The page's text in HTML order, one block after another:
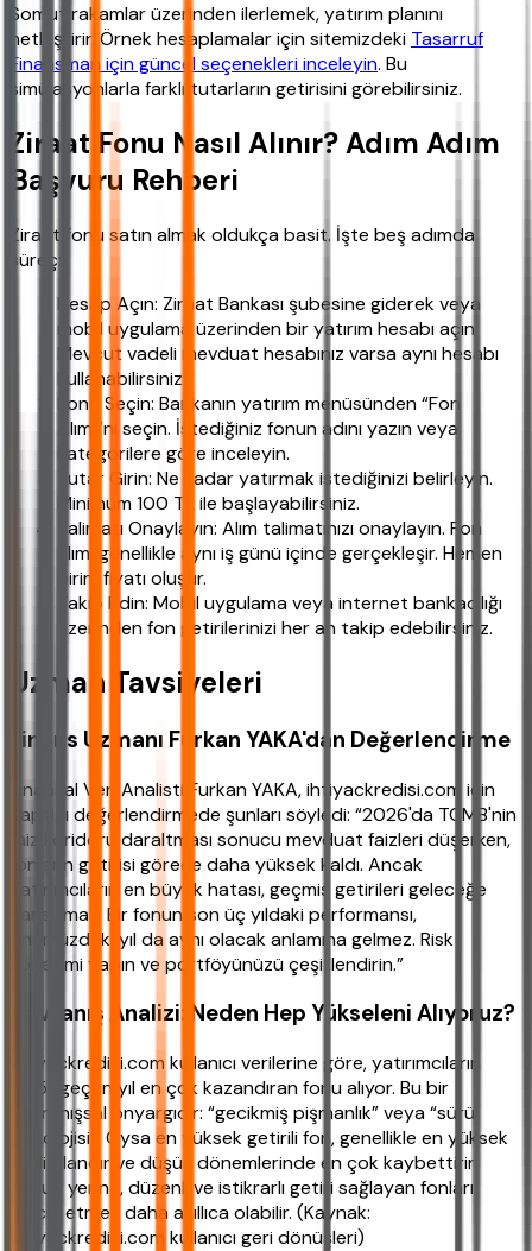
Somut rakamlar üzerinden ilerlemek, yatırım planını
netleştirir. Örnek hesaplamalar için sitemizdeki Tasarruf
Finansman için güncel seçenekleri inceleyin. Bu
simülasyonlarla farklı tutarların getirisini görebilirsiniz.
Ziraat Fonu Nasıl Alınır? Adım Adım
Başvuru Rehberi
Ziraat fonu satın almak oldukça basit. İşte beş adımda
süreç:
Hesap Açın: Ziraat Bankası şubesine giderek veya
mobil uygulama üzerinden bir yatırım hesabı açın.
Mevcut vadeli mevduat hesabınız varsa aynı hesabı
kullanabilirsiniz.
Fonu Seçin: Bankanın yatırım menüsünden “Fon
Alımı”nı seçin. İstediğiniz fonun adını yazın veya
kategorilere göre inceleyin.
Tutar Girin: Ne kadar yatırmak istediğinizi belirleyin.
Minimum 100 TL ile başlayabilirsiniz.
Talimatı Onaylayın: Alım talimatınızı onaylayın. Fon
alımı genellikle aynı iş günü içinde gerçekleşir. Hemen
birim fiyatı oluşur.
Takip Edin: Mobil uygulama veya internet bankacılığı
üzerinden fon getirilerinizi her an takip edebilirsiniz.
Uzman Tavsiyeleri
Finans Uzmanı Furkan YAKA'dan Değerlendirme
Finansal Veri Analisti Furkan YAKA, ihtiyackredisi.com için
yaptığı değerlendirmede şunları söyledi: “2026'da TCMB'nin
faiz koridoru daraltması sonucu mevduat faizleri düşerken,
fonların getirisi görece daha yüksek kaldı. Ancak
yatırımcıların en büyük hatası, geçmiş getirileri geleceğe
yansıtmak. Bir fonun son üç yıldaki performansı,
önümüzdeki yıl da aynı olacak anlamına gelmez. Risk
yönetimi yapın ve portföyünüzü çeşitlendirin.”
Davranış Analizi: Neden Hep Yükseleni Alıyoruz?
ihtiyackredisi.com kullanıcı verilerine göre, yatırımcıların
%85'i geçen yıl en çok kazandıran fonu alıyor. Bu bir
davranışsal önyargıdır: “gecikmiş pişmanlık” veya “sürü
psikolojisi”. Oysa en yüksek getirili fon, genellikle en yüksek
riskli olandır ve düşüş dönemlerinde en çok kaybettirir.
Bunun yerine, düzenli ve istikrarlı getiri sağlayan fonları
tercih etmek daha akıllıca olabilir. (Kaynak:
ihtiyackredisi.com kullanıcı geri dönüşleri)